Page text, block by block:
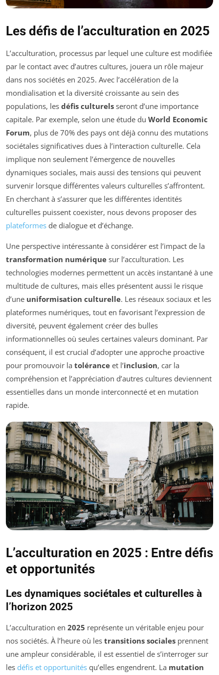
Les défis de l’acculturation en 2025
L’acculturation, processus par lequel une culture est modifiée
par le contact avec d’autres cultures, jouera un rôle majeur
dans nos sociétés en 2025. Avec l’accélération de la
mondialisation et la diversité croissante au sein des
populations, les défis culturels seront d’une importance
capitale. Par exemple, selon une étude du World Economic
Forum, plus de 70% des pays ont déjà connu des mutations
sociétales significatives dues à l’interaction culturelle. Cela
implique non seulement l’émergence de nouvelles
dynamiques sociales, mais aussi des tensions qui peuvent
survenir lorsque différentes valeurs culturelles s’affrontent.
En cherchant à s’assurer que les différentes identités
culturelles puissent coexister, nous devons proposer des
plateformes de dialogue et d’échange.
Une perspective intéressante à considérer est l’impact de la
transformation numérique sur l’acculturation. Les
technologies modernes permettent un accès instantané à une
multitude de cultures, mais elles présentent aussi le risque
d’une uniformisation culturelle. Les réseaux sociaux et les
plateformes numériques, tout en favorisant l’expression de
diversité, peuvent également créer des bulles
informationnelles où seules certaines valeurs dominant. Par
conséquent, il est crucial d’adopter une approche proactive
pour promouvoir la tolérance et l’inclusion, car la
compréhension et l’appréciation d’autres cultures deviennent
essentielles dans un monde interconnecté et en mutation
rapide.
L’acculturation en 2025 : Entre défis
et opportunités
Les dynamiques sociétales et culturelles à
l’horizon 2025
L’acculturation en 2025 représente un véritable enjeu pour
nos sociétés. À l’heure où les transitions sociales prennent
une ampleur considérable, il est essentiel de s’interroger sur
les défis et opportunités qu’elles engendrent. La mutation